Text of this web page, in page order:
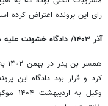
رای این پرونده اعتراض کرده
آذر ۱۴۰۳/ دادگاه خشونت علیه همسر
کرد و قرار بود دادگاه این